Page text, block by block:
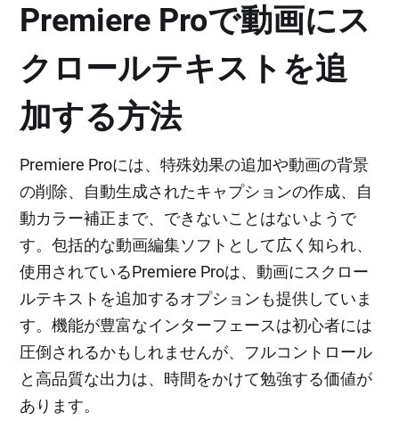
Premiere Proで動画にス
クロールテキストを追
加する方法
Premiere Proには、特殊効果の追加や動画の背景
の削除、自動生成されたキャプションの作成、自
動カラー補正まで、できないことはないようで
す。包括的な動画編集ソフトとして広く知られ、
使用されているPremiere Proは、動画にスクロー
ルテキストを追加するオプションも提供していま
す。機能が豊富なインターフェースは初心者には
圧倒されるかもしれませんが、フルコントロール
と高品質な出力は、時間をかけて勉強する価値が
あります。